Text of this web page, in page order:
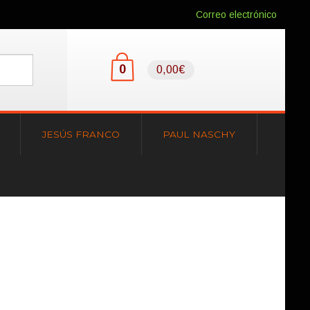
Correo electrónico
0 0,00€
JESÚS FRANCO PAUL NASCHY